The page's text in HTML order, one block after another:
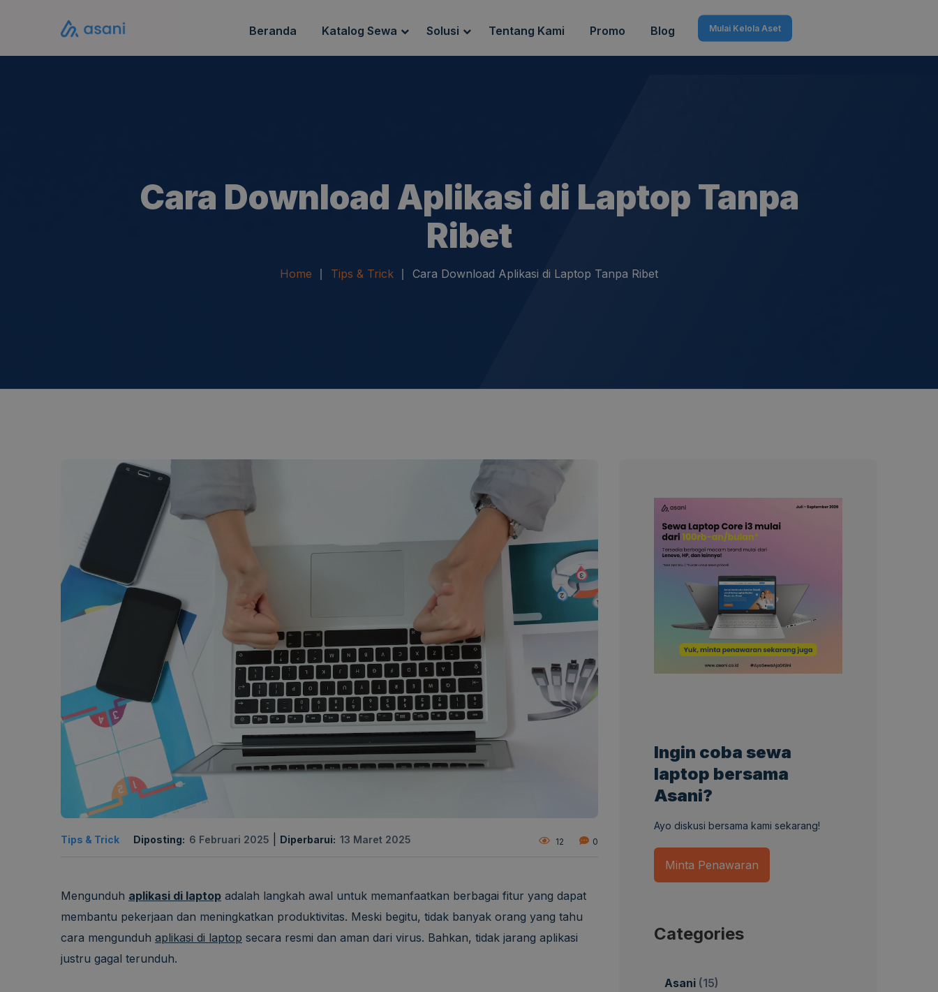
Beranda Katalog Sewa Solusi Tentang Kami Promo Blog Mulai Kelola Aset
Cara Download Aplikasi di Laptop Tanpa
Ribet
Home Tips & Trick Cara Download Aplikasi di Laptop Tanpa Ribet
Tips & Trick Diposting: 6 Februari 2025 Diperbarui: 13 Maret 2025 12 0
Mengunduh aplikasi di laptop adalah langkah awal untuk memanfaatkan berbagai fitur yang dapat
membantu pekerjaan dan meningkatkan produktivitas. Meski begitu, tidak banyak orang yang tahu
cara mengunduh aplikasi di laptop secara resmi dan aman dari virus. Bahkan, tidak jarang aplikasi
justru gagal terunduh.
Ingin coba sewa
laptop bersama
Asani?
Ayo diskusi bersama kami sekarang!
Minta Penawaran
Categories
Asani (15)